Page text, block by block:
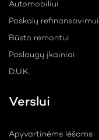
Automobiliui
Paskolų refinansavimui
Būsto remontui
Paslaugų įkainiai
D.U.K.
Verslui
Apyvartinėms lėšoms